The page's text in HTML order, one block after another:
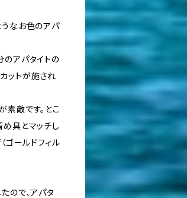
うなお色のアパ
のアパタイトの
ットが施され
素敵です。とこ
め具とマッチし
ゴールドフィル
ので、アパタ